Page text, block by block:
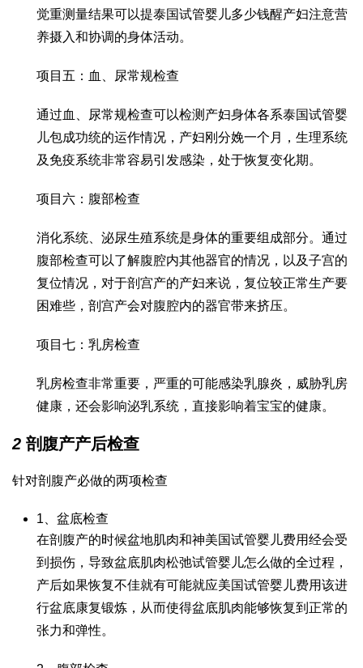
觉重测量结果可以提泰国试管婴儿多少钱醒产妇注意营
养摄入和协调的身体活动。
项目五：血、尿常规检查
通过血、尿常规检查可以检测产妇身体各系泰国试管婴
儿包成功统的运作情况，产妇刚分娩一个月，生理系统
及免疫系统非常容易引发感染，处于恢复变化期。
项目六：腹部检查
消化系统、泌尿生殖系统是身体的重要组成部分。通过
腹部检查可以了解腹腔内其他器官的情况，以及子宫的
复位情况，对于剖宫产的产妇来说，复位较正常生产要
困难些，剖宫产会对腹腔内的器官带来挤压。
项目七：乳房检查
乳房检查非常重要，严重的可能感染乳腺炎，威胁乳房
健康，还会影响泌乳系统，直接影响着宝宝的健康。
2 剖腹产产后检查
针对剖腹产必做的两项检查
1、盆底检查
在剖腹产的时候盆地肌肉和神美国试管婴儿费用经会受
到损伤，导致盆底肌肉松弛试管婴儿怎么做的全过程 ，
产后如果恢复不佳就有可能就应美国试管婴儿费用该进
行盆底康复锻炼，从而使得盆底肌肉能够恢复到正常的
张力和弹性。